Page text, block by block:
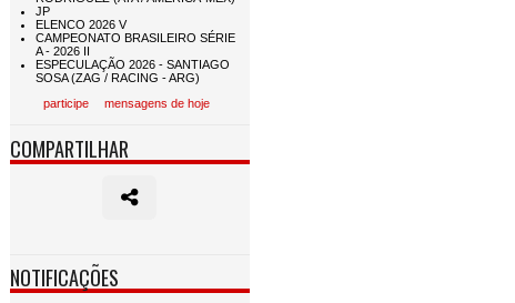
participe mensagens de hoje
COMPARTILHAR
NOTIFICAÇÕES